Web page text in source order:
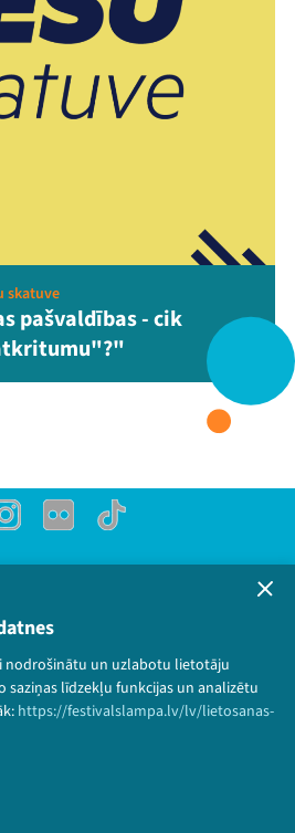
nodrošinātu un uzlabotu lietotāju
saziņas līdzekļu funkcijas un analizētu
https://festivalslampa.lv/lv/lietosanas-
Ziedo
Veikals
Kontakti
X Instagram
Flick TikTok
skatuve
pašvaldības - cik
Instagram
Flick TikTok
sīkdatņu politika
LAMPA Visas tiesības